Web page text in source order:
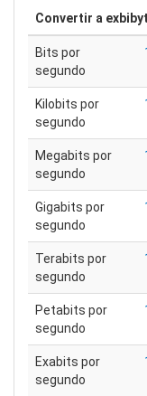
Convertir a
Bits por
segundo
Kilobits por
segundo
Megabits por
segundo
Gigabits por
segundo
Terabits por
segundo
Petabits por
segundo
Exabits por
segundo